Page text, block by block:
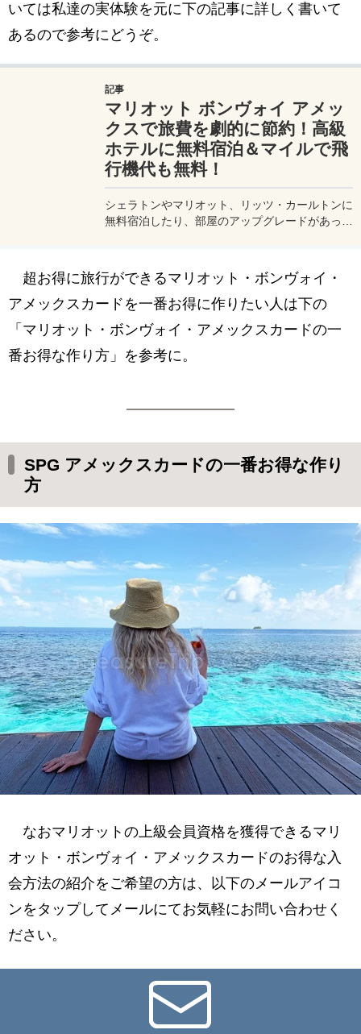
いては私達の実体験を元に下の記事に詳しく書いて
あるので参考にどうぞ。
記事
マリオット ボンヴォイ アメッ
クスで旅費を劇的に節約！高級
ホテルに無料宿泊＆マイルで飛
行機代も無料！
シェラトンやマリオット、リッツ・カールトンに
無料宿泊したり、部屋のアップグレードがあった
ードさせた「 マリオットアメックス プレミアム
カード 」の魅力とメリット、デメリットを交え
詳しく紹介していきたい。
超お得に旅行ができるマリオット・ボンヴォイ・
アメックスカードを一番お得に作りたい人は下の
「マリオット・ボンヴォイ・アメックスカードの一
番お得な作り方」を参考に。
SPG アメックスカードの一番お得な作り
方
なおマリオットの上級会員資格を獲得できるマリ
オット・ボンヴォイ・アメックスカードのお得な入
会方法の紹介をご希望の方は、以下のメールアイコ
ンをタップしてメールにてお気軽にお問い合わせく
ださい。